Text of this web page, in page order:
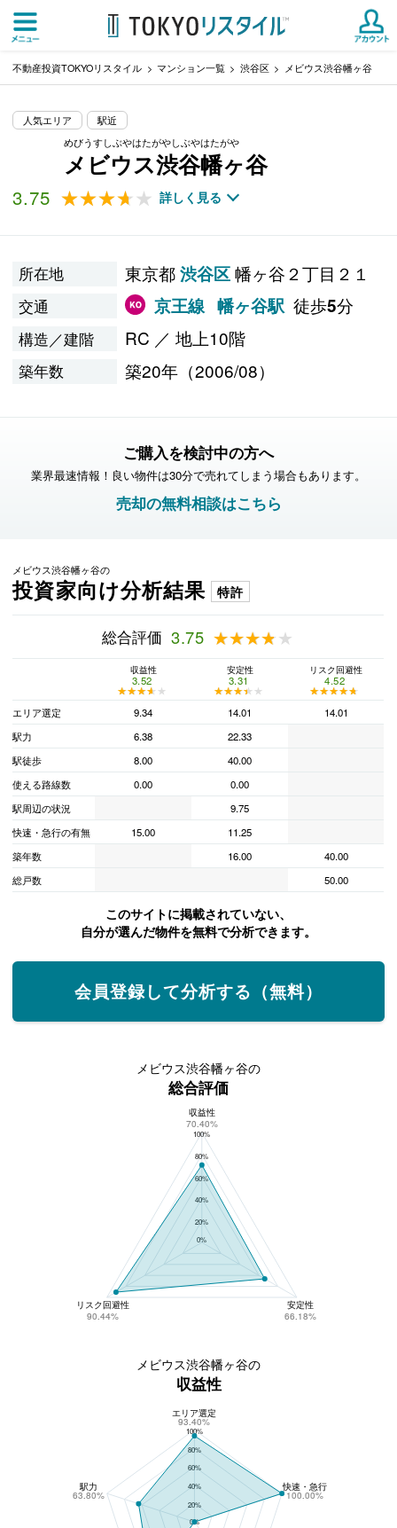
不動産投資TOKYOリスタイル マンション一覧 渋谷区 メビウス渋谷幡ヶ谷
人気エリア
駅近
めびうすしぶやはたがやしぶやはたがや
メビウス渋谷幡ヶ谷
3.75 ★★★★★
★★★★★ 詳しく見る
所在地 東京都渋谷区幡ヶ谷２丁目２１
交通 京王線 幡ヶ谷駅 徒歩5分
構造／建階 RC ／ 地上10階
築年数 築20年（2006/08）
ご購入を検討中の方へ
業界最速情報！良い物件は30分で売れてしまう場合もあります。
売却の無料相談はこちら
メビウス渋谷幡ヶ谷の
投資家向け分析結果 特許
総合評価 3.75 ★★★★★
★★★★★
収益性
3.52
★★★★★
★★★★★
安定性
3.31
★★★★★
★★★★★
リスク回避性
4.52
★★★★★
★★★★★
エリア選定
9.34 14.01
14.01
駅力
6.38
22.33
駅徒歩
8.00
40.00
使える路線数
0.00
0.00
駅周辺の状況
9.75
快速・急行の有無
15.00
11.25
築年数
16.00
40.00
総戸数
50.00
このサイトに掲載されていない、
自分が選んだ物件を無料で分析できます。
会員登録して分析する（無料）
メビウス渋谷幡ヶ谷の
総合評価
メビウス渋谷幡ヶ谷の総合評価
100%
80%
60%
40%
20%
0%
収益性
70.40%
リスク回避性
90.44%
安定性
66.18%
メビウス渋谷幡ヶ谷の
収益性
メビウス渋谷幡ヶ谷の収益性
100%
80%
60%
40%
20%
0%
エリア選定
93.40%
駅力
63.80%
快速・急行
100.00%